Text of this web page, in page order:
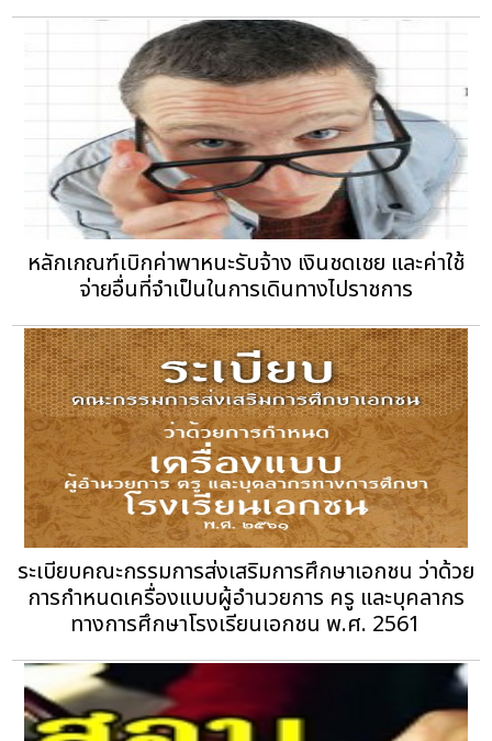
หลักเกณฑ์เบิกค่าพาหนะรับจ้าง เงินชดเชย และค่าใช้
จ่ายอื่นที่จำเป็นในการเดินทางไปราชการ
ระเบียบคณะกรรมการส่งเสริมการศึกษาเอกชน ว่าด้วย
การกำหนดเครื่องแบบผู้อำนวยการ ครู และบุคลากร
ทางการศึกษาโรงเรียนเอกชน พ.ศ. 2561